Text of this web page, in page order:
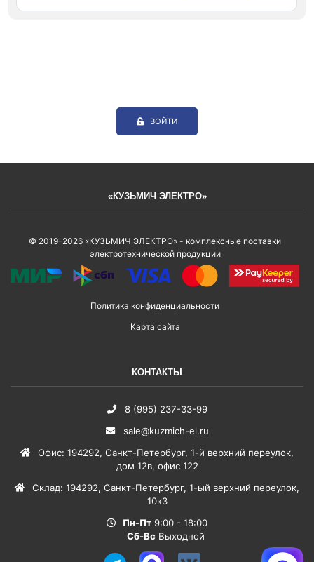
ВОЙТИ
«КУЗЬМИЧ ЭЛЕКТРО»
© 2019–2026 «КУЗЬМИЧ ЭЛЕКТРО» - комплексные поставки
электротехнической продукции
Политика конфиденциальности
Карта сайта
КОНТАКТЫ
8 (995) 237-33-99
sale@kuzmich-el.ru
Офис: 194292, Санкт-Петербург, 1-й верхний переулок,
дом 12в, офис 122
Склад: 194292, Санкт-Петербург, 1-ый верхний переулок,
10к3
Пн-Пт 9:00 - 18:00
Сб-Вс Выходной